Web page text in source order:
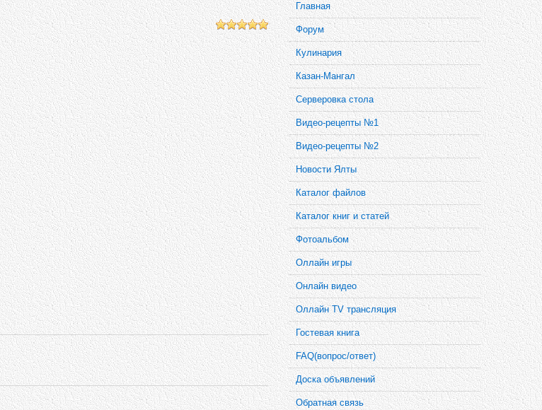
Главная
Форум
Кулинария
Казан-Мангал
Серверовка стола
Видео-рецепты №1
Видео-рецепты №2
Новости Ялты
Каталог файлов
Каталог книг и статей
Фотоальбом
Оллайн игры
Онлайн видео
Оллайн TV трансляция
Гостевая книга
FAQ(вопрос/ответ)
Доска объявлений
Обратная связь